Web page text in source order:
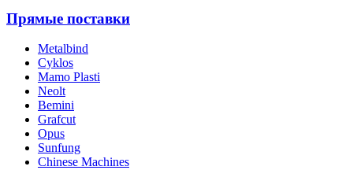
Прямые поставки
Metalbind
Cyklos
Mamo Plasti
Neolt
Bemini
Grafcut
Opus
Sunfung
Chinese Machines